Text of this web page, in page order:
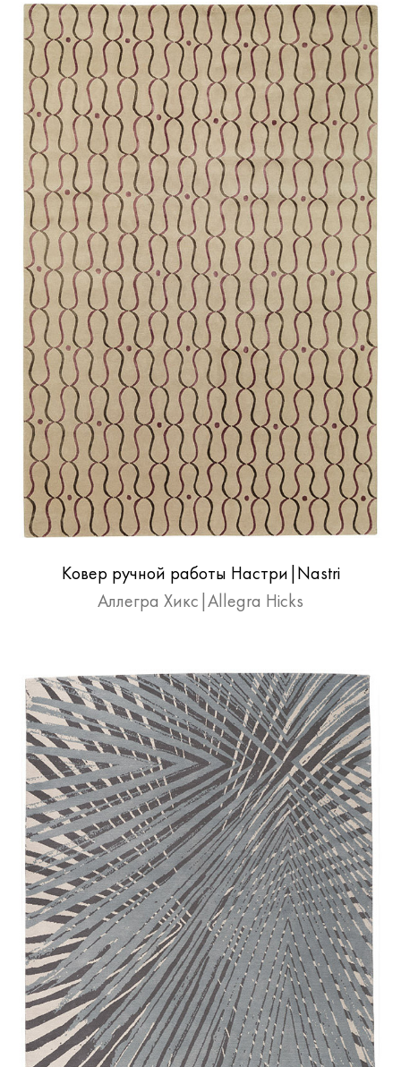
Ковер ручной работы Настри|Nastri
Аллегра Хикс|Allegra Hicks